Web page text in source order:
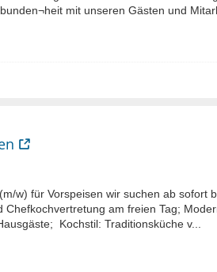
mit unseren Gästen und
w) für Vorspeisen wir suchen ab sofort
am freien Tag;
Kochstil: Traditionsküche v...